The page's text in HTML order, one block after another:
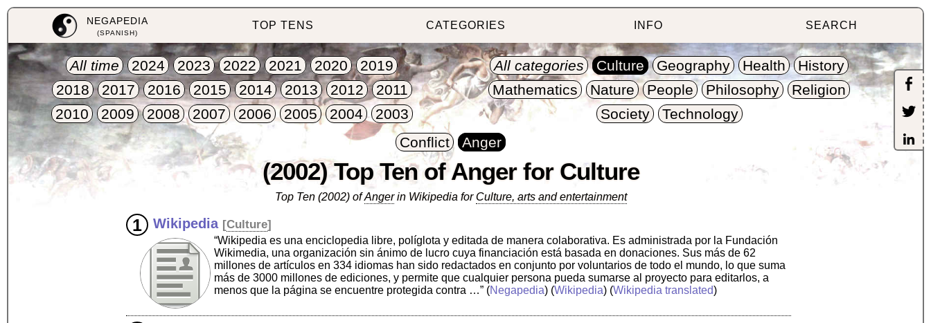
NEGAPEDIA
(SPANISH)
TOP TENS CATEGORIES INFO SEARCH
All time 2024 2023 2022 2021 2020
2019
2018
2017 2016 2015 2014 2013 2012
2011
2010
2009 2008 2007 2006 2005 2004 2003
All categories Culture Geography Health
History
Mathematics
Nature People Philosophy
Religion
Society
Technology
Conflict
Anger
(2002) Top Ten of Anger for Culture
Top Ten (2002) ofAngerin Wikipedia forCulture, arts and entertainment
Wikipedia [Culture]
“Wikipedia es una enciclopedia libre, políglota y editada de manera colaborativa. Es administrada por la Fundación
Wikimedia, una organización sin ánimo de lucro cuya financiación está basada en donaciones. Sus más de 62
millones de artículos en 334 idiomas han sido redactados en conjunto por voluntarios de todo el mundo, lo que suma
más de 3000 millones de ediciones, y permite que cualquier persona pueda sumarse al proyecto para editarlos, a
menos que la página se encuentre protegida contra …” (Negapedia) (Wikipedia) (Wikipedia translated)